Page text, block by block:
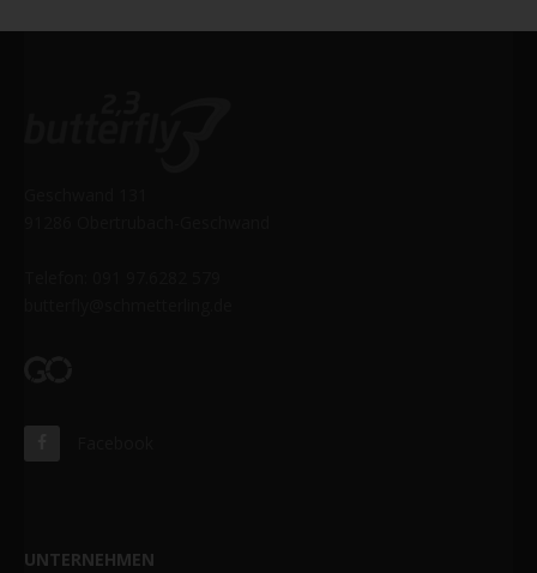
UNTERNEHMEN